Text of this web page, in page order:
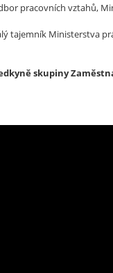
pracovních vztahů,
tajemník Ministerstva
skupiny